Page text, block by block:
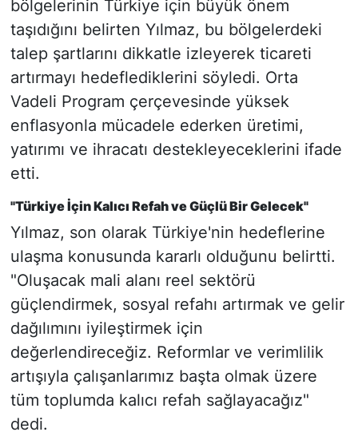
bölgelerinin Türkiye için büyük önem
taşıdığını belirten Yılmaz, bu bölgelerdeki
talep şartlarını dikkatle izleyerek ticareti
artırmayı hedeflediklerini söyledi. Orta
Vadeli Program çerçevesinde yüksek
enflasyonla mücadele ederken üretimi,
yatırımı ve ihracatı destekleyeceklerini ifade
etti.
"Türkiye İçin Kalıcı Refah ve Güçlü Bir Gelecek"
Yılmaz, son olarak Türkiye'nin hedeflerine
ulaşma konusunda kararlı olduğunu belirtti.
"Oluşacak mali alanı reel sektörü
güçlendirmek, sosyal refahı artırmak ve gelir
dağılımını iyileştirmek için
değerlendireceğiz. Reformlar ve verimlilik
artışıyla çalışanlarımız başta olmak üzere
tüm toplumda kalıcı refah sağlayacağız"
dedi.